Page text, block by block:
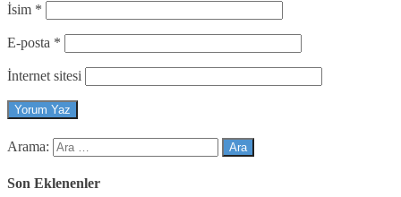
İsim *
E-posta *
İnternet sitesi
Arama:
Son Eklenenler